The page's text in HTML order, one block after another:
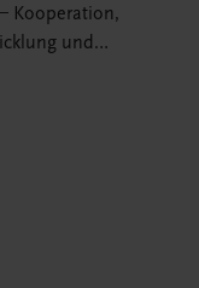
Kooperation,
und